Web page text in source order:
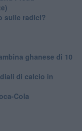
sulle radici?
ghanese di 10
di calcio in
Cola